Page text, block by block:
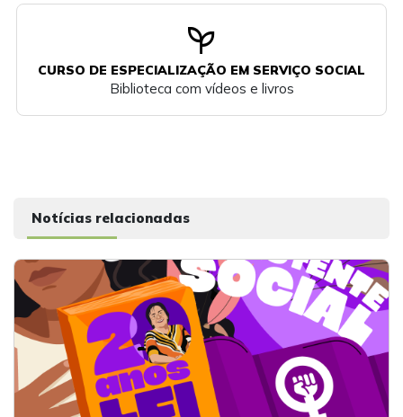
psychiatry
CURSO DE ESPECIALIZAÇÃO EM SERVIÇO SOCIAL
Biblioteca com vídeos e livros
Notícias relacionadas